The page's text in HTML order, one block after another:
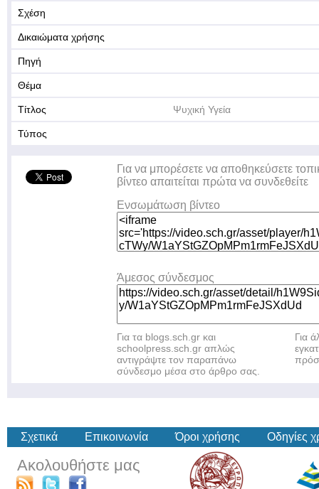
Σχέση
Δικαιώματα χρήσης
Πηγή
Θέμα
Τίτλος Ψυχική Υγεία
Τύπος
Για να μπορέσετε να αποθηκεύσετε
βίντεο απαιτείται πρώτα να συνδεθείτε
Ενσωμάτωση βίντεο
Άμεσος σύνδεσμος
Για τα blogs.sch.gr και
schoolpress.sch.gr απλώς
αντιγράψτε τον παραπάνω
σύνδεσμο μέσα στο άρθρο σας.
Για
Σχετικά Επικοινωνία Όροι χρήσης Οδηγίες
Ακολουθήστε μας